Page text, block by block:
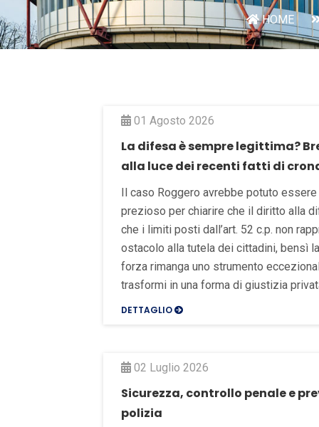
HOME
01 Agosto 2026
La difesa è sempre legittima?
alla luce dei recenti fatti di
Il caso Roggero avrebbe potuto
prezioso per chiarire che il diritto alla
che i limiti posti dall’art. 52 c.p. non
ostacolo alla tutela dei cittadini, bensì
forza rimanga uno strumento
trasformi in una forma di giustizia
DETTAGLIO
02 Luglio 2026
Sicurezza, controllo penale e
polizia